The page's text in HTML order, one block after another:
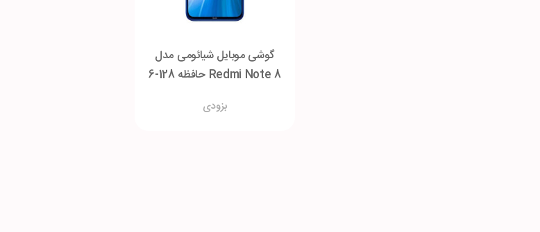
گوشی موبایل شیائومی مدل
Redmi Note 8 حافظه 128-6
بزودی